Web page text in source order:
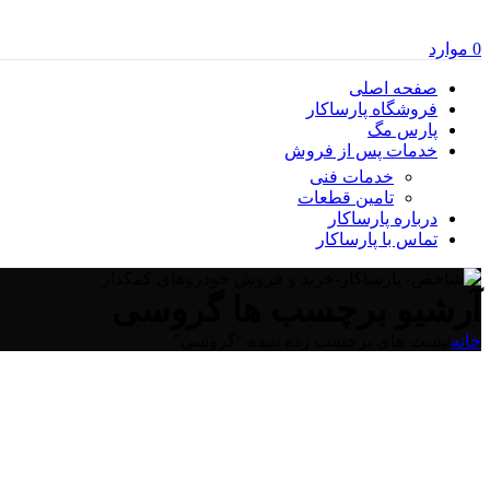
0 موارد
صفحه اصلی
فروشگاه پارساکار
پارس مگ
خدمات پس از فروش
خدمات فنی
تامین قطعات
درباره پارساکار
تماس با پارساکار
خانه